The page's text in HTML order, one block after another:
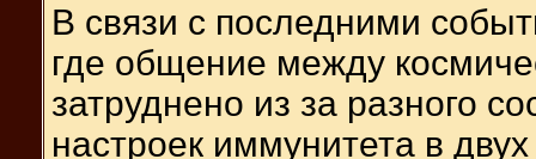
В связи с последними
где общение между
затруднено из за разного
настроек иммунитета в